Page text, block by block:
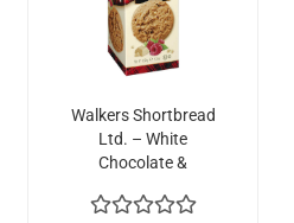
Walkers Shortbread
Ltd. – White
Chocolate &
150g